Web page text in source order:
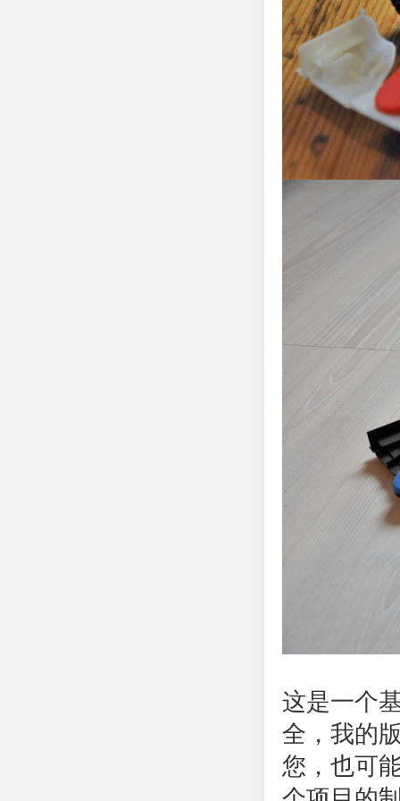
这是一个
全，我的
您，也可